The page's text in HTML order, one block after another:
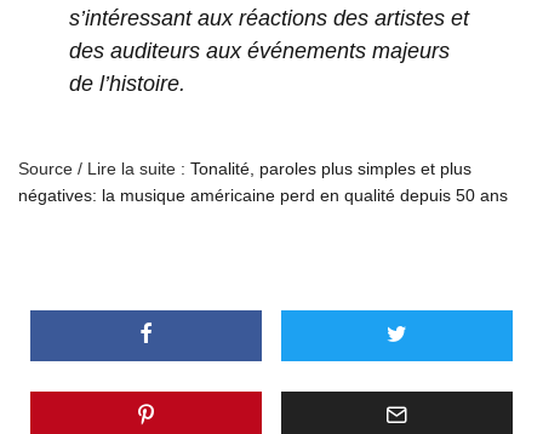
s’intéressant aux réactions des artistes et
des auditeurs aux événements majeurs
de l’histoire.
Source / Lire la suite : Tonalité, paroles plus simples et plus
négatives: la musique américaine perd en qualité depuis 50 ans